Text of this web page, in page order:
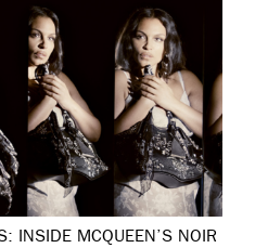
INSIDE MCQUEEN’S NOIR